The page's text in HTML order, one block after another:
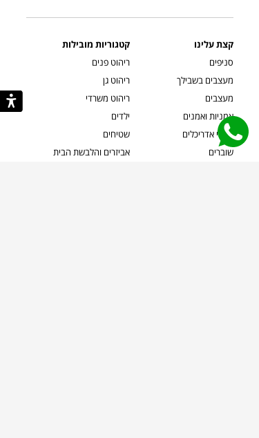
קצת עלינו
סניפים
מעצבים בשבילך
מעצבים
אמניות ואמנים
קשרי אדריכלים
שוברים
קטגוריות מובילות
ריהוט פנים
ריהוט גן
ריהוט משרדי
ילדים
שטיחים
אביזרים והלבשת הבית